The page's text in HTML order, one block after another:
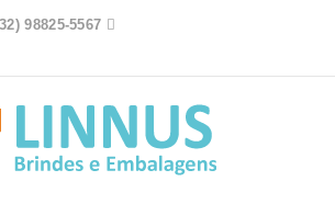
98825-5567 